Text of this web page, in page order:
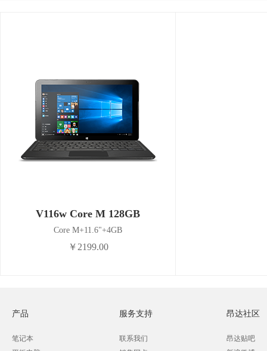
V116w Core M 128GB
Core M+11.6"+4GB
￥2199.00
产品
笔记本
服务支持
联系我们
昂达社区
昂达贴吧